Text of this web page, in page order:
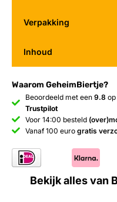
Waarom GeheimBiertje?
Beoordeeld met een 9.8 op
Trustpilot
Voor 14:00 besteld
Vanaf 100 euro gratis
Verpakking
Inhoud
Bekijk alles van